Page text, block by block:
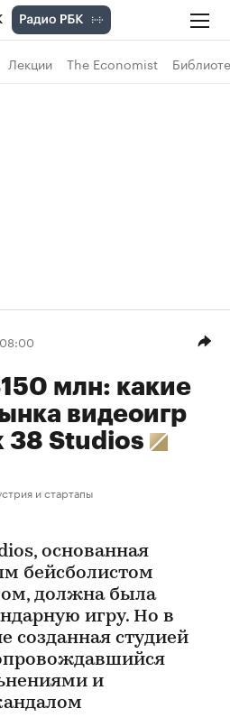
Лекции The Economist
млн: какие
видеоигр
38 Studios
и стартапы
основанная
бейсболистом
должна была
игру. Но в
созданная студией
и